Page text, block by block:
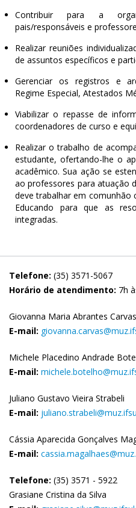
Contribuir para a
pais/responsáveis e
Realizar reuniões
de assuntos específicos e
Gerenciar os registros e
Regime Especial, Atestados
Viabilizar o repasse de
coordenadores de curso e
Realizar o trabalho de
estudante, ofertando-lhe o
acadêmico. Sua ação se
ao professores para atuação
deve trabalhar em
Educando para que as
integradas.
Telefone: (35) 3571-5067
Horário de atendimento: 7h
Giovanna Maria Abrantes Carvas
E-mail:
Michele Placedino Andrade
E-mail:
Juliano Gustavo Vieira Strabeli
E-mail:
Cássia Aparecida Gonçalves
E-mail:
Telefone: (35) 3571 - 5922
Grasiane Cristina da Silva